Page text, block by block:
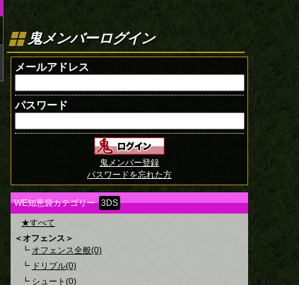
鬼メンバーログイン
メールアドレス
パスワード
鬼メンバー登録
パスワードを忘れた方
WE知恵袋カテゴリー 3DS
★すべて
＜オフェンス＞
┗ オフェンス全般(0)
┗ ドリブル(0)
┗ シュート(0)